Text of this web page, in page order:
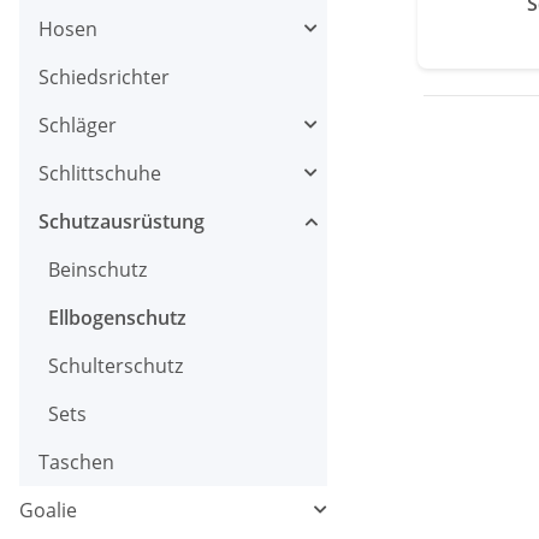
Hosen
Schiedsrichter
Schläger
Schlittschuhe
Schutzausrüstung
Beinschutz
Ellbogenschutz
Schulterschutz
Sets
Taschen
Goalie